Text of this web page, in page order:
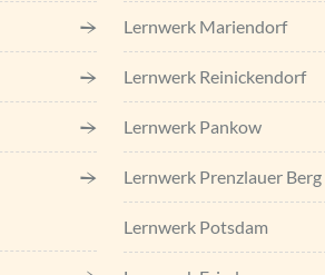
Lernwerk Mariendorf
Lernwerk Reinickendorf
Lernwerk Pankow
Lernwerk Prenzlauer Berg
Lernwerk Potsdam